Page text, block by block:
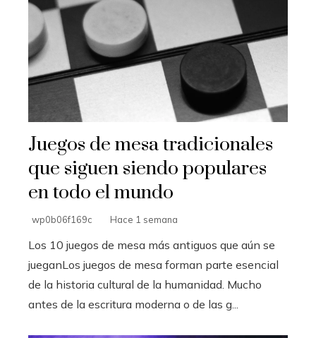
Juegos de mesa tradicionales
que siguen siendo populares
en todo el mundo
wp0b06f169c Hace 1 semana
Los 10 juegos de mesa más antiguos que aún se
jueganLos juegos de mesa forman parte esencial
de la historia cultural de la humanidad. Mucho
antes de la escritura moderna o de las g...